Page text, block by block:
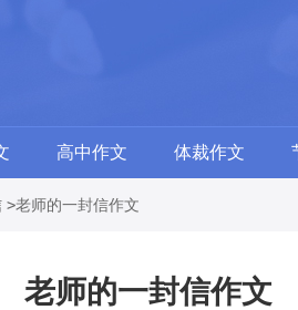
高中作文 体裁作文
>老师的一封信作文
老师的一封信作文